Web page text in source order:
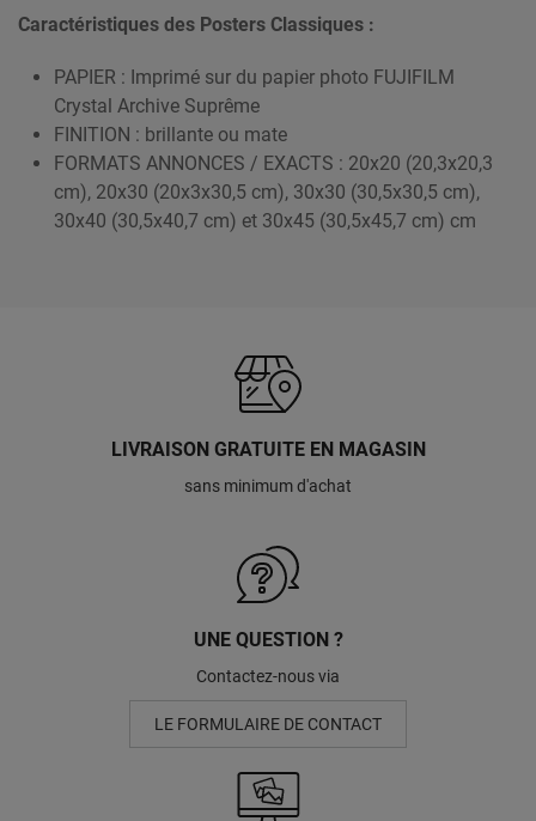
Caractéristiques des Posters Classiques :
PAPIER : Imprimé sur du papier photo FUJIFILM
Crystal Archive Suprême
FINITION : brillante ou mate
FORMATS ANNONCES / EXACTS : 20x20 (20,3x20,3
cm), 20x30 (20x3x30,5 cm), 30x30 (30,5x30,5 cm),
30x40 (30,5x40,7 cm) et 30x45 (30,5x45,7 cm) cm
LIVRAISON GRATUITE EN MAGASIN
sans minimum d'achat
UNE QUESTION ?
Contactez-nous via
LE FORMULAIRE DE CONTACT